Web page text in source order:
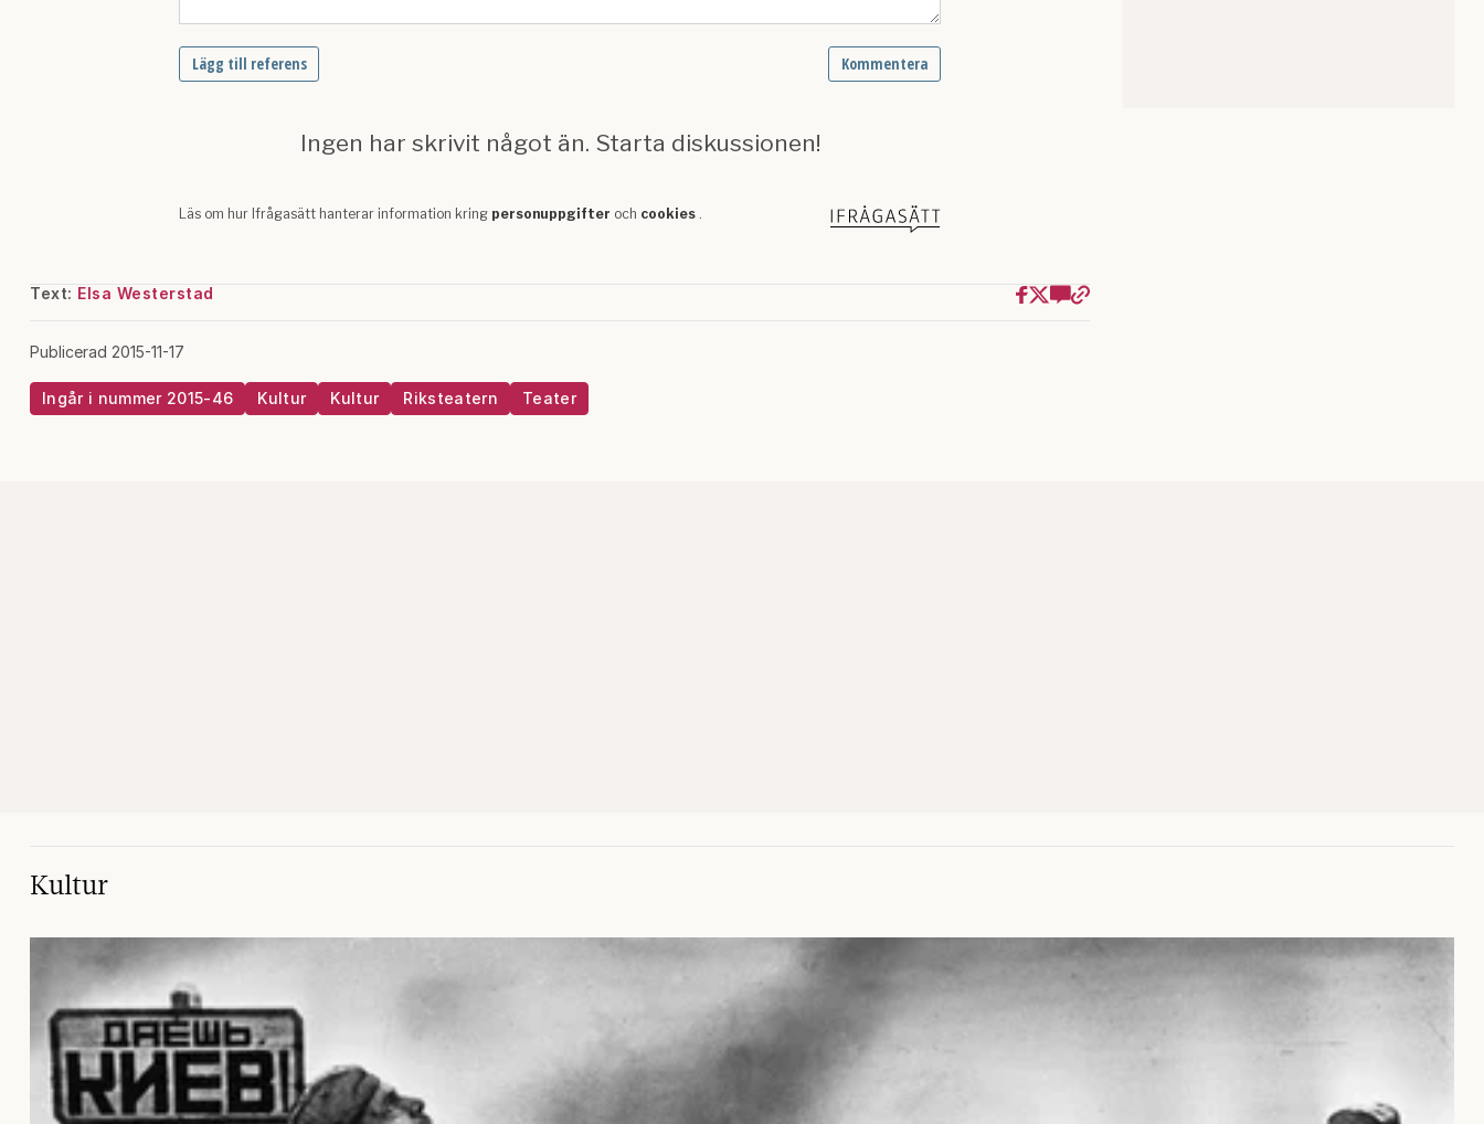
Text: Elsa Westerstad
Publicerad 2015-11-17
Ingår i nummer 2015-46 Kultur Kultur Riksteatern Teater
Kultur